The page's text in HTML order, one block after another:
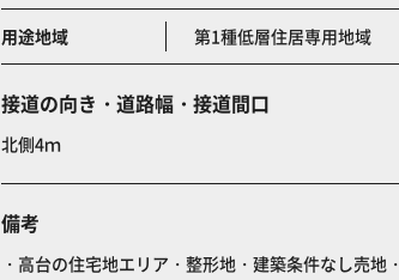
用途地域 第1種低層住居専用地域
接道の向き・道路幅・接道間口
北側4ｍ
備考
・高台の住宅地エリア・整形地・建築条件なし売地・